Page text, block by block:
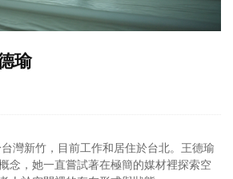
瑜
灣新竹，目前工作和居住於台北。王德瑜
念，她一直嘗試著在極簡的媒材裡探索空